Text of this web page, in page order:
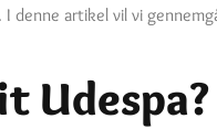
artikel vil vi
Udespa?